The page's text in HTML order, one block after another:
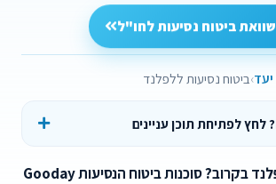
ביטוח נסיעות לחו"ל
יעד ביטוח נסיעות ללפלנד
לפתיחת תוכן עניינים
מתכננים טיול ללפלנד בקרוב? סוכנות ביטוח הנסיעות Gooday